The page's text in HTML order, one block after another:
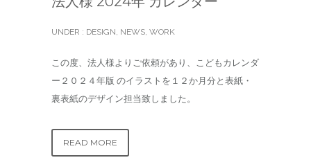
UNDER : DESIGN NEWS WORK
この度、法人様よりご依頼があり、こどもカレンダ
ー２０２４年版 のイラストを１２か月分と表紙・
裏表紙のデザイン担当致しました。
READ MORE